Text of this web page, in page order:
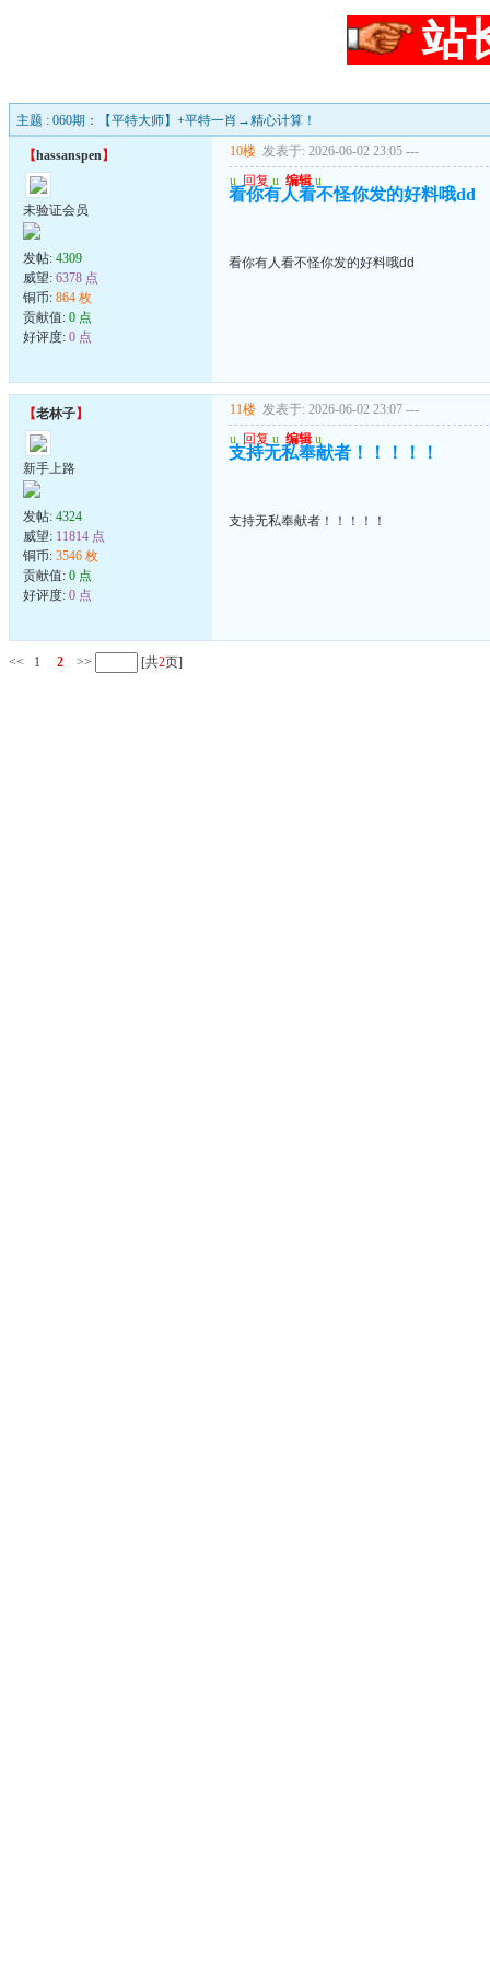
站
主题 : 060期：【平特大师】+平特一肖→精心计算！
【hassanspen】
未验证会员
发帖: 4309
威望: 6378 点
铜币: 864 枚
贡献值: 0 点
好评度: 0 点
10楼 发表于: 2026-06-02 23:05 ---
u 回复 u 编辑 u
看你有人看不怪你发的好料哦dd
看你有人看不怪你发的好料哦dd
【老林子】
新手上路
发帖: 4324
威望: 11814 点
铜币: 3546 枚
贡献值: 0 点
好评度: 0 点
11楼 发表于: 2026-06-02 23:07 ---
u 回复 u 编辑 u
支持无私奉献者！！！！！
支持无私奉献者！！！！！
<< 1 2 >> [共2页]